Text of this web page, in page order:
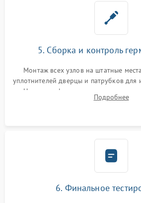
5. Сборка и контроль
Монтаж всех узлов на штатные
уплотнителей дверцы и патрубков для
Надежная фиксация хомутов
сборка корпуса и установка
Подробнее
6. Финальное